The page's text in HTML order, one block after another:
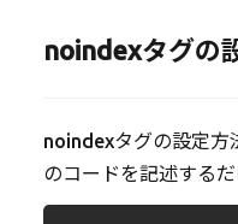
noindexタグの
noindexタグの設定方
のコードを記述するだ